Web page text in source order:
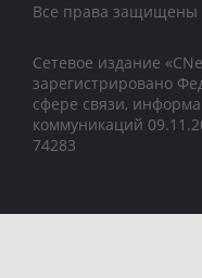
Все права защищены
Сетевое издание
зарегистрировано
сфере связи,
коммуникаций
74283